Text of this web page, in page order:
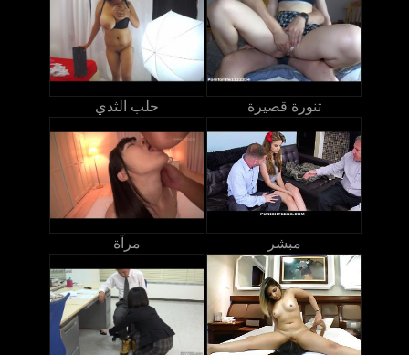
حلب الثدي تنورة قصيرة
مرآة مبشر